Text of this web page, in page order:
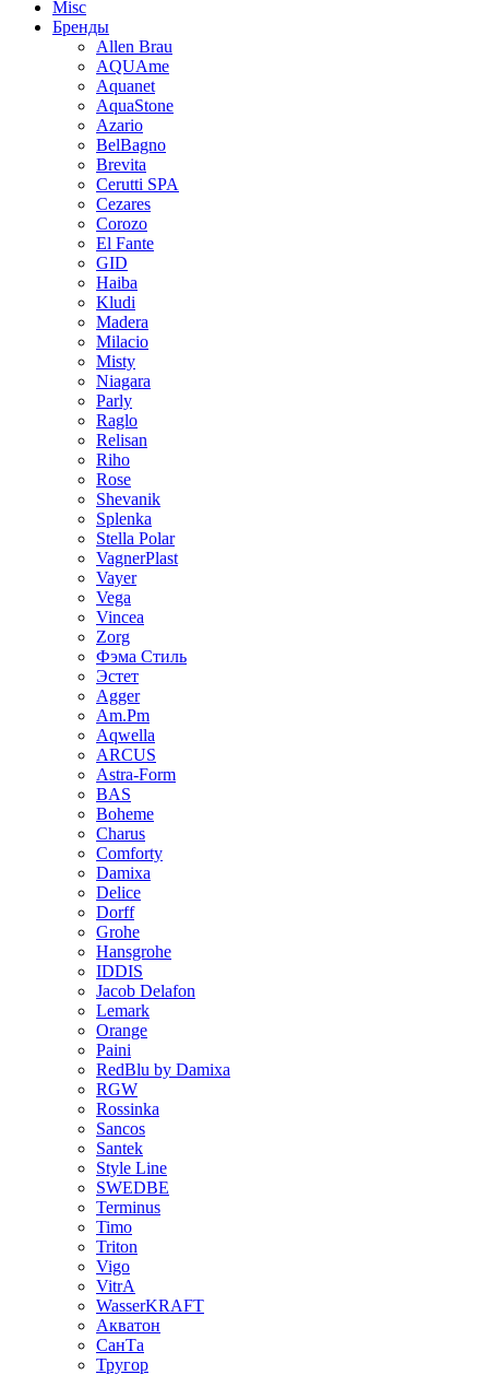
Misc
Бренды
Allen Brau
AQUAme
Aquanet
AquaStone
Azario
BelBagno
Brevita
Cerutti SPA
Cezares
Corozo
El Fante
GID
Haiba
Kludi
Madera
Milacio
Misty
Niagara
Parly
Raglo
Relisan
Riho
Rose
Shevanik
Splenka
Stella Polar
VagnerPlast
Vayer
Vega
Vincea
Zorg
Фэма Стиль
Эстет
Agger
Am.Pm
Aqwella
ARCUS
Astra-Form
BAS
Boheme
Charus
Comforty
Damixa
Delice
Dorff
Grohe
Hansgrohe
IDDIS
Jacob Delafon
Lemark
Orange
Paini
RedBlu by Damixa
RGW
Rossinka
Sancos
Santek
Style Line
SWEDBE
Terminus
Timo
Triton
Vigo
VitrA
WasserKRAFT
Акватон
СанТа
Тругор